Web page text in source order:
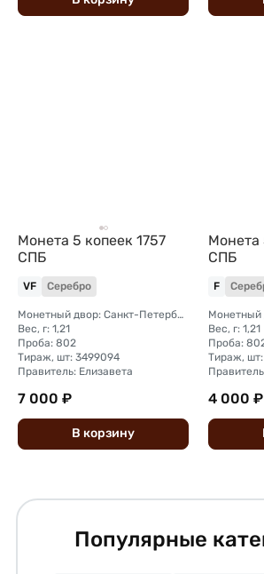
Монета 5 копеек 1757
СПБ
VF Серебро
Монетный двор: Санкт-Петербургский монетный двор
Вес, г: 1,21
Проба: 802
Тираж, шт: 3499094
Правитель: Елизавета
7 000 ₽
В корзину
Монета
СПБ
F
Вес, г: 1,21
Проба:
Тираж,
4 000 ₽
Популярные